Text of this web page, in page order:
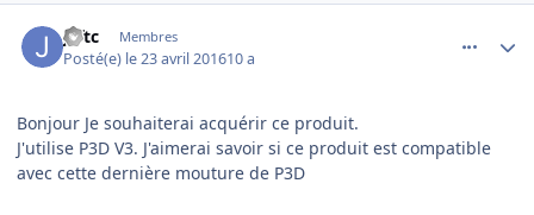
jeftc Membres
Posté(e) le 23 avril 201610 a
Bonjour Je souhaiterai acquérir ce produit.
J'utilise P3D V3. J'aimerai savoir si ce produit est compatible
avec cette dernière mouture de P3D